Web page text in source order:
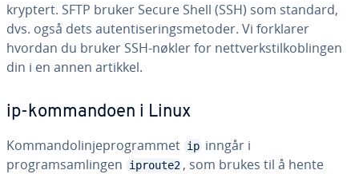
kryptert. SFTP bruker Secure Shell (SSH) som standard,
dvs. også dets autentiseringsmetoder. Vi forklarer
hvordan du bruker SSH-nøkler for nettverkstilkoblingen
din i en annen artikkel.
ip-kommandoen i Linux
Kommandolinjeprogrammet ip inngår i
programsamlingen
iproute2 , som brukes til å hente